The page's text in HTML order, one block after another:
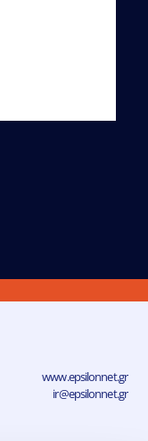
www.epsilonnet.gr
ir@epsilonnet.gr